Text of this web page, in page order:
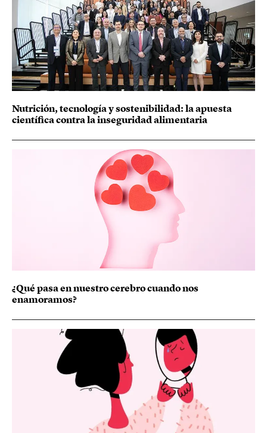
Nutrición, tecnología y sostenibilidad: la apuesta
científica contra la inseguridad alimentaria
¿Qué pasa en nuestro cerebro cuando nos
enamoramos?